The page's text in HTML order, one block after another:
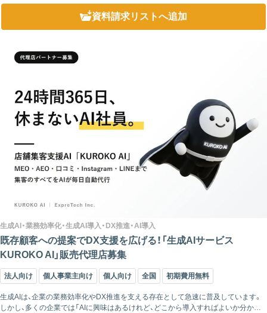
資料請求リストへ追加
生成AI・業務効率化・生成AI導入・DX推進・AI導入
既存顧客への提案でDX支援を広げる！「生成AIサービス
KUROKO AI」販売代理店募集
法人向け 個人事業主向け 個人向け 全国 初期費用無料
生成AIは、企業の業務効率化やDX推進を支える存在として急速に普及しています。
しかし、多くの企業では「AIに興味はあるけれど、どこから導入すればよいか分から